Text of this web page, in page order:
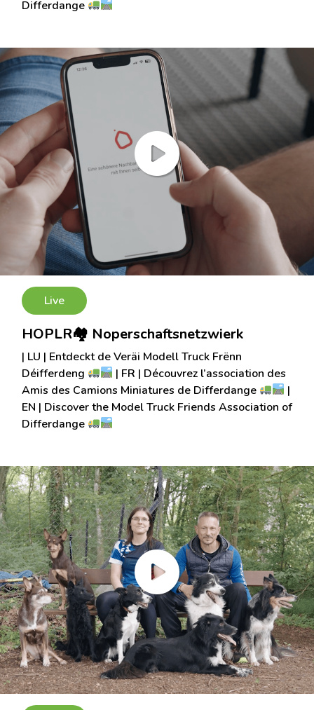
Differdange
Live
HOPLR🏘 Noperschaftsnetzwierk
| LU | Entdeckt de Veräi Modell Truck Frënn
Déifferdeng
| FR | Découvrez l’association des
Amis des Camions Miniatures de Differdange
|
EN | Discover the Model Truck Friends Association of
Differdange